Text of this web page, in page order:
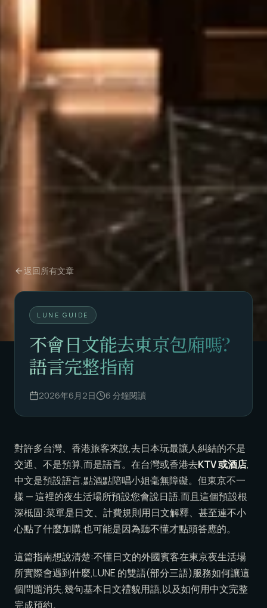
返回所有文章
LUNE GUIDE
不會日文能去東京包廂嗎?
語言完整指南
2026年6月2日 6 分鐘閱讀
對許多台灣、香港旅客來說,去日本玩最讓人糾結的不是
交通、不是預算,而是語言。在台灣或香港去KTV 或酒店,
中文是預設語言,點酒點陪唱小姐毫無障礙。但東京不一
樣 — 這裡的夜生活場所預設您會說日語,而且這個預設根
深柢固:菜單是日文、計費規則用日文解釋、甚至連不小
心點了什麼加購,也可能是因為聽不懂才點頭答應的。
這篇指南想說清楚:不懂日文的外國賓客在東京夜生活場
所實際會遇到什麼,LUNE 的雙語(部分三語)服務如何讓這
個問題消失,幾句基本日文禮貌用語,以及如何用中文完整
完成預約。